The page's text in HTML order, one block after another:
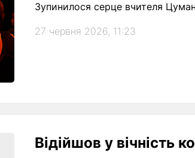
Зупинилося серце вчителя
27 червня 2026, 11:23
Відійшов у вічність